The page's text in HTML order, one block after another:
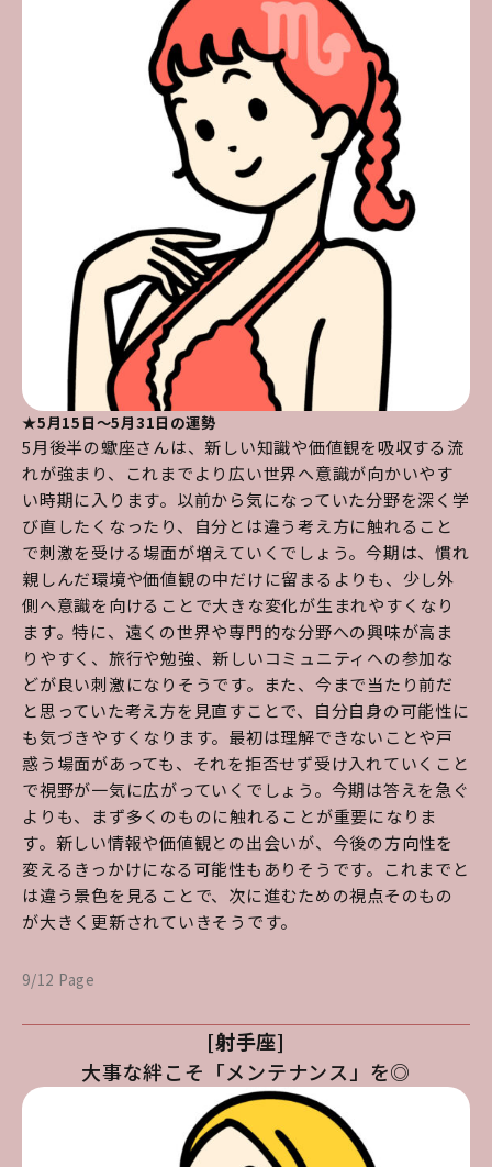
★5月15日～5月31日の運勢
5月後半の蠍座さんは、新しい知識や価値観を吸収する流
れが強まり、これまでより広い世界へ意識が向かいやす
い時期に入ります。以前から気になっていた分野を深く学
び直したくなったり、自分とは違う考え方に触れること
で刺激を受ける場面が増えていくでしょう。今期は、慣れ
親しんだ環境や価値観の中だけに留まるよりも、少し外
側へ意識を向けることで大きな変化が生まれやすくなり
ます。特に、遠くの世界や専門的な分野への興味が高ま
りやすく、旅行や勉強、新しいコミュニティへの参加な
どが良い刺激になりそうです。また、今まで当たり前だ
と思っていた考え方を見直すことで、自分自身の可能性に
も気づきやすくなります。最初は理解できないことや戸
惑う場面があっても、それを拒否せず受け入れていくこと
で視野が一気に広がっていくでしょう。今期は答えを急ぐ
よりも、まず多くのものに触れることが重要になりま
す。新しい情報や価値観との出会いが、今後の方向性を
変えるきっかけになる可能性もありそうです。これまでと
は違う景色を見ることで、次に進むための視点そのもの
が大きく更新されていきそうです。
9/12 Page
[射手座]
大事な絆こそ「メンテナンス」を◎